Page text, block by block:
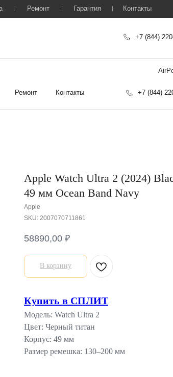
+7 (844)
Гарантия
Ремонт Контакты
+7 (844)
Контакты
Ремонт
Apple Watch Ultra 2 (2024)
49 мм Ocean Band Navy
Apple
SKU: 2007070711861
58890,00 ₽
В корзину
Купить в СПЛИТ
Модель: Watch Ultra 2
Цвет: Черный титан
Корпус: 49 мм
Размер ремешка: 130–200 мм